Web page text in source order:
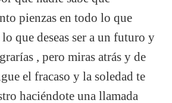
pienzas en todo lo que
que deseas ser a un futuro y
, pero miras atrás y de
el fracaso y la soledad te
haciéndote una llamada